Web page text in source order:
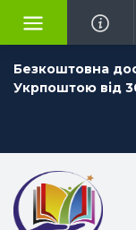
Безкоштовна
Укрпоштою від